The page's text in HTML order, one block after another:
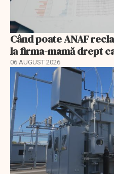
Când poate ANAF
la firma-mamă drept
06 AUGUST 2026